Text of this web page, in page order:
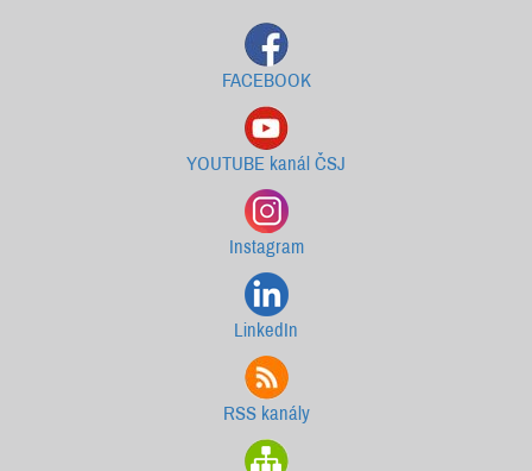
FACEBOOK
YOUTUBE kanál ČSJ
Instagram
LinkedIn
RSS kanály